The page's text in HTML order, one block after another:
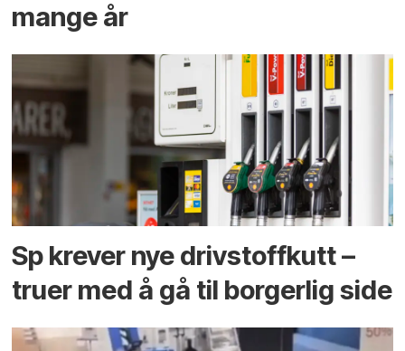
mange år
Sp krever nye drivstoffkutt –
truer med å gå til borgerlig side